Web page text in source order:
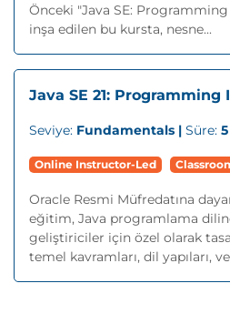
Önceki "Java SE:
inşa edilen bu kursta, nesne...
Java SE 21: Programming I
Seviye: Fundamentals | Süre:
Online Instructor-Led
Oracle Resmi Müfredatına
eğitim, Java programlama
geliştiriciler için özel olarak
temel kavramları, dil yapıları,